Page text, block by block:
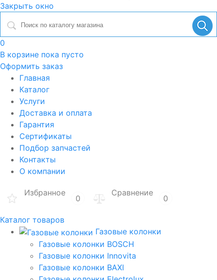
Закрыть окно
0
В корзине пока пусто
Оформить заказ
Главная
Каталог
Услуги
Доставка и оплата
Гарантия
Сертификаты
Подбор запчастей
Контакты
О компании
Избранное
0
Сравнение
0
Каталог товаров
Газовые колонки
Газовые колонки BOSCH
Газовые колонки Innovita
Газовые колонки BAXI